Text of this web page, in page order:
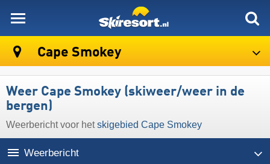
Cape Smokey
Weer Cape Smokey (skiweer/weer in de
bergen)
Weerbericht voor hetskigebied Cape Smokey
Weerbericht